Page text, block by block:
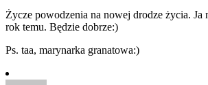
Życze powodzenia na nowej drodze życia. Ja
rok temu. Będzie dobrze:)
Ps. taa, marynarka granatowa:)